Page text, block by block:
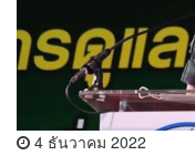
4 ธันวาคม 2022